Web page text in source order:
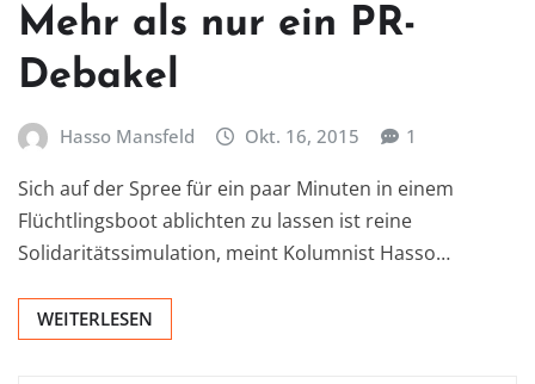
Mehr als nur ein PR-
Debakel
Hasso Mansfeld Okt. 16, 2015 1
Sich auf der Spree für ein paar Minuten in einem
Flüchtlingsboot ablichten zu lassen ist reine
Solidaritätssimulation, meint Kolumnist Hasso…
WEITERLESEN